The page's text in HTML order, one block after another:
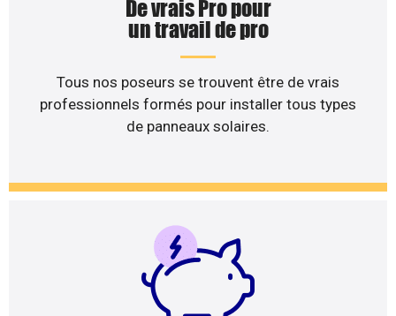
De vrais Pro pour
un travail de pro
Tous nos poseurs se trouvent être de vrais
professionnels formés pour installer tous types
de panneaux solaires.